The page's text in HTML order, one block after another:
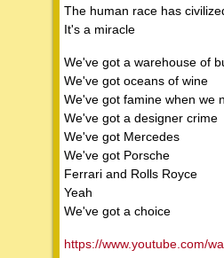
The human race has
It's a miracle
We've got a warehouse of
We've got oceans of wine
We've got famine when we
We've got a designer crime
We've got Mercedes
We've got Porsche
Ferrari and Rolls Royce
Yeah
We've got a choice
https://www.youtube.com/